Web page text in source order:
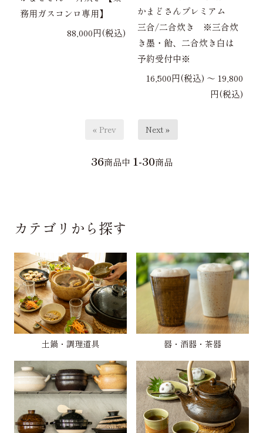
務用ガスコンロ専用】
88,000円(税込)
かまどさんプレミアム
三合/二合炊き ※三合炊
き墨・飴、二合炊き白は
予約受付中※
16,500円(税込) 〜 19,800
円(税込)
« Prev Next »
36商品中 1-30商品
カテゴリから探す
土鍋・調理道具 器・酒器・茶器